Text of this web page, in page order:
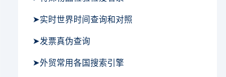
➤实时世界时间查询和对照
➤发票真伪查询
➤外贸常用各国搜索引擎